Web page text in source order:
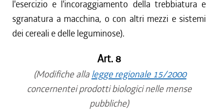
l'esercizio e l'incoraggiamento della trebbiatura e
sgranatura a macchina, o con altri mezzi e sistemi
dei cereali e delle leguminose).
Art. 8
(Modifiche alla legge regionale 15/2000
concernentei prodotti biologici nelle mense
pubbliche)